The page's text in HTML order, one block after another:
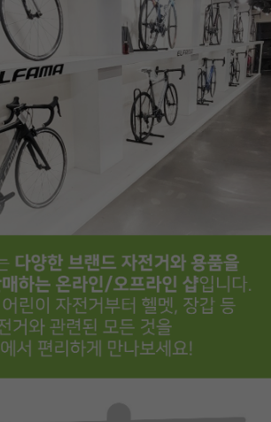
페이코 ID로